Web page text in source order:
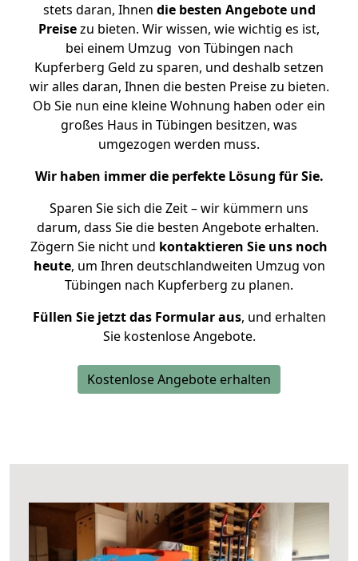
stets daran, Ihnen die besten Angebote und
Preisezu bieten. Wir wissen, wie wichtig es ist,
bei einem Umzug von Tübingen nach
Kupferberg Geld zu sparen, und deshalb setzen
wir alles daran, Ihnen die besten Preise zu bieten.
Ob Sie nun eine kleine Wohnung haben oder ein
großes Haus in Tübingen besitzen, was
umgezogen werden muss.
Wir haben immer die perfekte Lösung für Sie.
Sparen Sie sich die Zeit – wir kümmern uns
darum, dass Sie die besten Angebote erhalten.
Zögern Sie nicht und kontaktieren Sie uns noch
heute, um Ihren deutschlandweiten Umzug von
Tübingen nach Kupferberg zu planen.
Füllen Sie jetzt das Formular aus, und erhalten
Sie kostenlose Angebote.
Kostenlose Angebote erhalten